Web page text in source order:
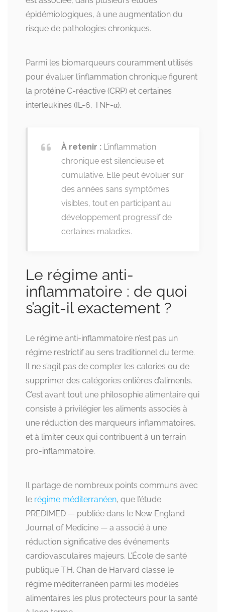
épidémiologiques, à une augmentation du
risque de pathologies chroniques.
Parmi les biomarqueurs couramment utilisés
pour évaluer l’inflammation chronique figurent
la protéine C-réactive (CRP) et certaines
interleukines (IL-6, TNF-α).
À retenir : L’inflammation
chronique est silencieuse et
cumulative. Elle peut évoluer sur
des années sans symptômes
visibles, tout en participant au
développement progressif de
certaines maladies.
Le régime anti-
inflammatoire : de quoi
s’agit-il exactement ?
Le régime anti-inflammatoire n’est pas un
régime restrictif au sens traditionnel du terme.
Il ne s’agit pas de compter les calories ou de
supprimer des catégories entières d’aliments.
C’est avant tout une philosophie alimentaire qui
consiste à privilégier les aliments associés à
une réduction des marqueurs inflammatoires,
et à limiter ceux qui contribuent à un terrain
pro-inflammatoire.
Il partage de nombreux points communs avec
le régime méditerranéen, que l’étude
PREDIMED — publiée dans le New England
Journal of Medicine — a associé à une
réduction significative des événements
cardiovasculaires majeurs. L’École de santé
publique T.H. Chan de Harvard classe le
régime méditerranéen parmi les modèles
alimentaires les plus protecteurs pour la santé